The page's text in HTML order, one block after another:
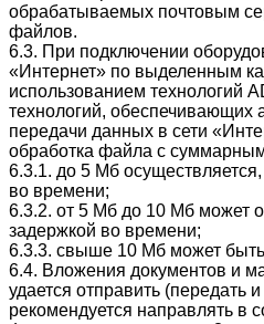
обрабатываемых почтовым
файлов.
6.3. При подключении
«Интернет» по выделенным
использованием технологий
технологий, обеспечивающих
передачи данных в сети
обработка файла с
6.3.1. до 5 Мб
во времени;
6.3.2. от 5 Мб до 10 Мб может
задержкой во времени;
6.3.3. свыше 10 Мб может
6.4. Вложения документов и
удается отправить (передать
рекомендуется направлять в